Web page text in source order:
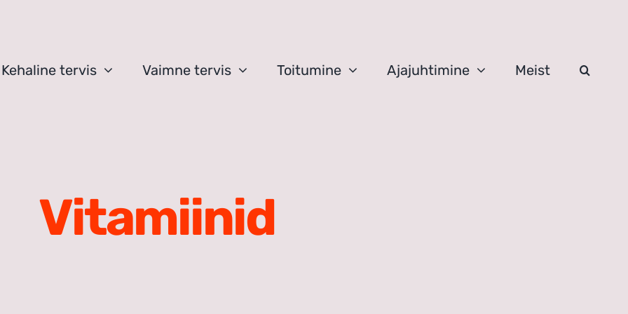
Kehaline tervis Vaimne tervis Toitumine Ajajuhtimine Meist
Vitamiinid